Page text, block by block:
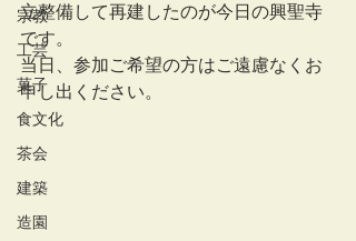
宗教
工芸
菓子
食文化
茶会
建築
造園
立整備して再建したのが今日の興聖寺
です。
当日、参加ご希望の方はご遠慮なくお
申し出ください。